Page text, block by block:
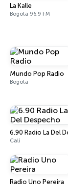
La Kalle
Bogotá 96.9 FM
Mundo Pop Radio
Bogotá
6.90 Radio La Del
Cali
Radio Uno Pereira